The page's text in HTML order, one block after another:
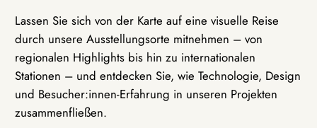
Lassen Sie sich von der Karte auf eine visuelle Reise
durch unsere Ausstellungsorte mitnehmen – von
regionalen Highlights bis hin zu internationalen
Stationen – und entdecken Sie, wie Technologie, Design
und Besucher:innen-Erfahrung in unseren Projekten
zusammenfließen.